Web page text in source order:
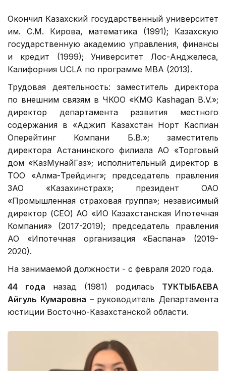
Окончил Казахский государственный университет
им. С.М. Кирова, математика (1991); Казахскую
государственную академию управления, финансы
и кредит (1999); Университет Лос-Анджелеса,
Калифорния UCLA по программе MBA (2013).
Трудовая деятельность: заместитель директора
по внешним связям в ЧКОО «KMG Kashagan B.V.»;
директор департамента развития местного
содержания в «Аджип Казахстан Норт Каспиан
Оперейтинг Компани Б.В.»; заместитель
директора Астанинского филиала АО «Торговый
дом «КазМунайГаз»; исполнительный директор в
ТОО «Алма-Трейдинг»; председатель правления
ЗАО «Казахинстрах»; президент ОАО
«Промышленная страховая группа»; независимый
директор (CEO) АО «ИО Казахстанская Ипотечная
Компания» (2017-2019); председатель правления
АО «Ипотечная организация «Баспана» (2019-
2020).
На занимаемой должности - с февраля 2020 года.
44 года назад (1981) родилась ТУКТЫБАЕВА
Айгуль Кумаровна – руководитель Департамента
юстиции Восточно-Казахстанской области.